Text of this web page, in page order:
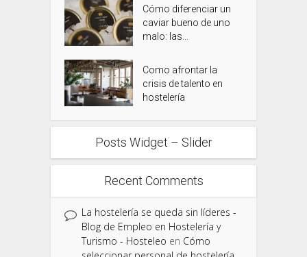
Cómo diferenciar un
caviar bueno de uno
malo: las...
Como afrontar la
crisis de talento en
hostelería
Posts Widget – Slider
Recent Comments
La hostelería se queda sin líderes -
Blog de Empleo en Hostelería y
Turismo - Hosteleo en Cómo